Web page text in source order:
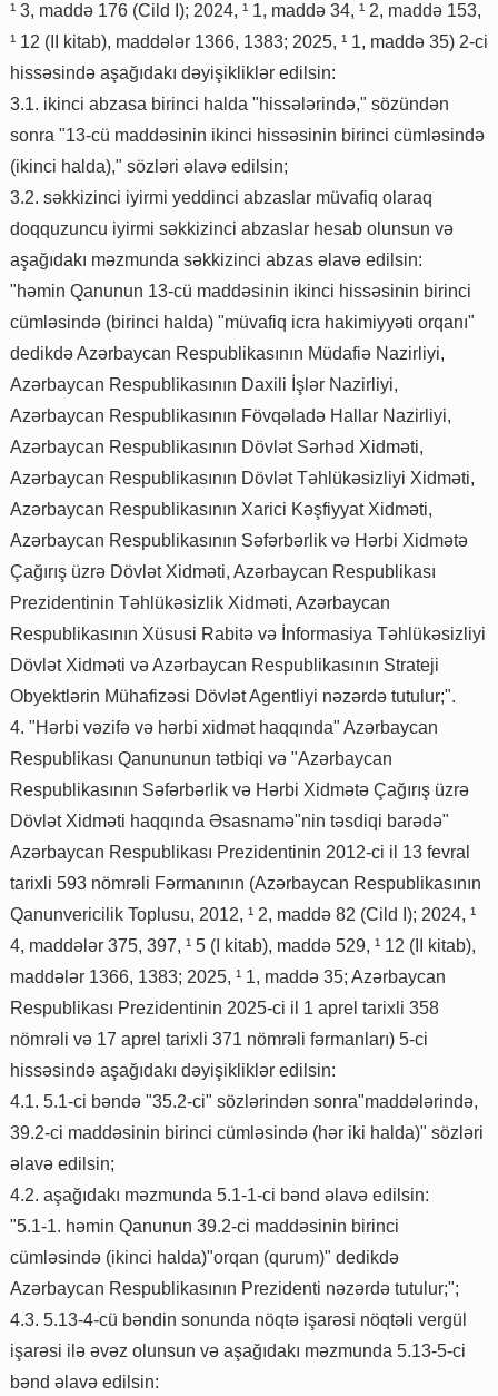
¹ 3, maddə 176 (Cild I); 2024, ¹ 1, maddə 34, ¹ 2, maddə 153,
¹ 12 (II kitab), maddələr 1366, 1383; 2025, ¹ 1, maddə 35) 2-ci
hissəsində aşağıdakı dəyişikliklər edilsin:
3.1. ikinci abzasa birinci halda "hissələrində," sözündən
sonra "13-cü maddəsinin ikinci hissəsinin birinci cümləsində
(ikinci halda)," sözləri əlavə edilsin;
3.2. səkkizinci iyirmi yeddinci abzaslar müvafiq olaraq
doqquzuncu iyirmi səkkizinci abzaslar hesab olunsun və
aşağıdakı məzmunda səkkizinci abzas əlavə edilsin:
"həmin Qanunun 13-cü maddəsinin ikinci hissəsinin birinci
cümləsində (birinci halda) "müvafiq icra hakimiyyəti orqanı"
dedikdə Azərbaycan Respublikasının Müdafiə Nazirliyi,
Azərbaycan Respublikasının Daxili İşlər Nazirliyi,
Azərbaycan Respublikasının Fövqəladə Hallar Nazirliyi,
Azərbaycan Respublikasının Dövlət Sərhəd Xidməti,
Azərbaycan Respublikasının Dövlət Təhlükəsizliyi Xidməti,
Azərbaycan Respublikasının Xarici Kəşfiyyat Xidməti,
Azərbaycan Respublikasının Səfərbərlik və Hərbi Xidmətə
Çağırış üzrə Dövlət Xidməti, Azərbaycan Respublikası
Prezidentinin Təhlükəsizlik Xidməti, Azərbaycan
Respublikasının Xüsusi Rabitə və İnformasiya Təhlükəsizliyi
Dövlət Xidməti və Azərbaycan Respublikasının Strateji
Obyektlərin Mühafizəsi Dövlət Agentliyi nəzərdə tutulur;".
4. "Hərbi vəzifə və hərbi xidmət haqqında" Azərbaycan
Respublikası Qanununun tətbiqi və "Azərbaycan
Respublikasının Səfərbərlik və Hərbi Xidmətə Çağırış üzrə
Dövlət Xidməti haqqında Əsasnamə"nin təsdiqi barədə"
Azərbaycan Respublikası Prezidentinin 2012-ci il 13 fevral
tarixli 593 nömrəli Fərmanının (Azərbaycan Respublikasının
Qanunvericilik Toplusu, 2012, ¹ 2, maddə 82 (Cild I); 2024, ¹
4, maddələr 375, 397, ¹ 5 (I kitab), maddə 529, ¹ 12 (II kitab),
maddələr 1366, 1383; 2025, ¹ 1, maddə 35; Azərbaycan
Respublikası Prezidentinin 2025-ci il 1 aprel tarixli 358
nömrəli və 17 aprel tarixli 371 nömrəli fərmanları) 5-ci
hissəsində aşağıdakı dəyişikliklər edilsin:
4.1. 5.1-ci bəndə "35.2-ci" sözlərindən sonra"maddələrində,
39.2-ci maddəsinin birinci cümləsində (hər iki halda)" sözləri
əlavə edilsin;
4.2. aşağıdakı məzmunda 5.1-1-ci bənd əlavə edilsin:
"5.1-1. həmin Qanunun 39.2-ci maddəsinin birinci
cümləsində (ikinci halda)"orqan (qurum)" dedikdə
Azərbaycan Respublikasının Prezidenti nəzərdə tutulur;";
4.3. 5.13-4-cü bəndin sonunda nöqtə işarəsi nöqtəli vergül
işarəsi ilə əvəz olunsun və aşağıdakı məzmunda 5.13-5-ci
bənd əlavə edilsin: